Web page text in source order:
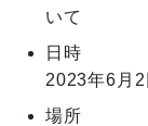
いて
日時
2023年6月2
場所